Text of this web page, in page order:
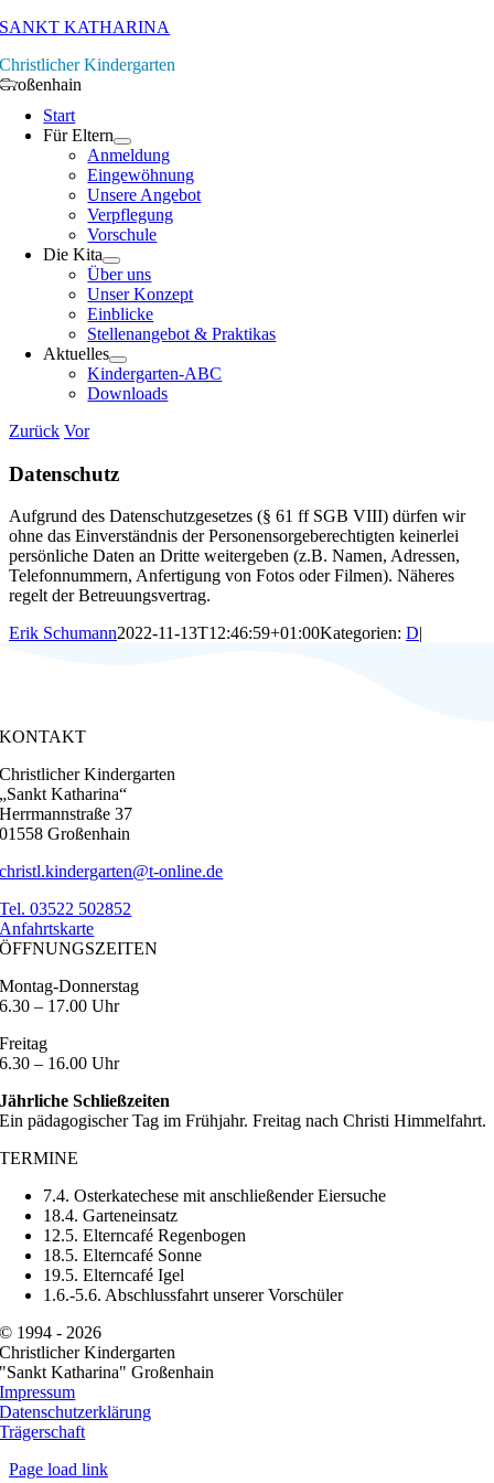
Zum
springen
SANKT KATHARINA
Christlicher Kindergarten
Großenhain
Toggle
Navigation
Start
Für Eltern
Anmeldung
Eingewöhnung
Unsere Angebot
Verpflegung
Vorschule
Die Kita
Über uns
Unser Konzept
Einblicke
Stellenangebot & Praktikas
Aktuelles
Kindergarten-ABC
Downloads
Zurück Vor
Datenschutz
Aufgrund des Datenschutzgesetzes (§ 61 ff SGB VIII) dürfen wir
ohne das Einverständnis der Personensorgeberechtigten keinerlei
persönliche Daten an Dritte weitergeben (z.B. Namen, Adressen,
Telefonnummern, Anfertigung von Fotos oder Filmen). Näheres
regelt der Betreuungsvertrag.
Erik Schumann2022-11-13T12:46:59+01:00Kategorien: D|
KONTAKT
Christlicher Kindergarten
„Sankt Katharina“
Herrmannstraße 37
01558 Großenhain
christl.kindergarten@t-online.de
Tel. 03522 502852
Anfahrtskarte
ÖFFNUNGSZEITEN
Montag-Donnerstag
6.30 – 17.00 Uhr
Freitag
6.30 – 16.00 Uhr
Jährliche Schließzeiten
Ein pädagogischer Tag im Frühjahr. Freitag nach Christi Himmelfahrt.
TERMINE
7.4. Osterkatechese mit anschließender Eiersuche
18.4. Garteneinsatz
12.5. Elterncafé Regenbogen
18.5. Elterncafé Sonne
19.5. Elterncafé Igel
1.6.-5.6. Abschlussfahrt unserer Vorschüler
© 1994 - 2026
Christlicher Kindergarten
"Sankt Katharina" Großenhain
Impressum
Datenschutzerklärung
Trägerschaft
Page load link